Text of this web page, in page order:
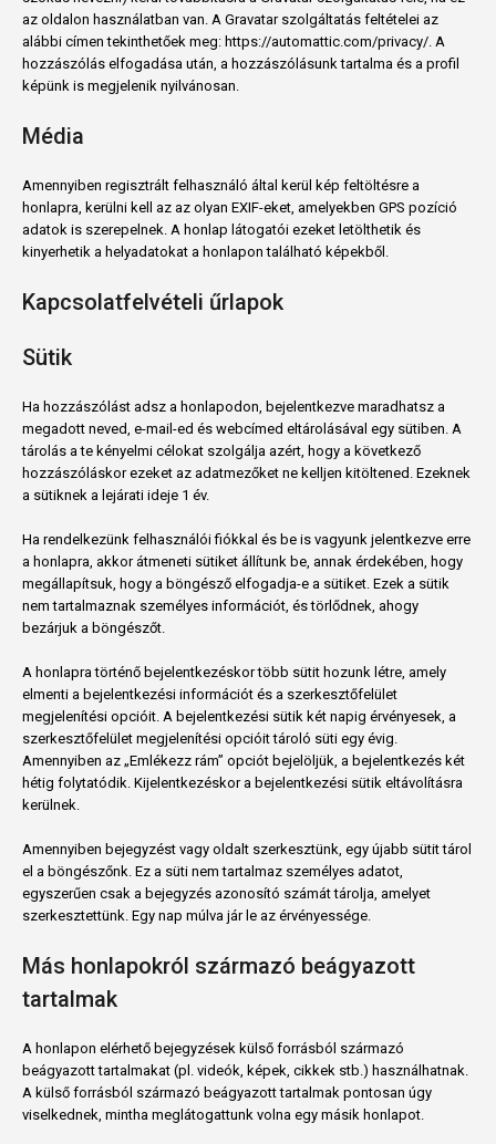
az oldalon használatban van. A Gravatar szolgáltatás feltételei az
alábbi címen tekinthetőek meg: https://automattic.com/privacy/. A
hozzászólás elfogadása után, a hozzászólásunk tartalma és a profil
képünk is megjelenik nyilvánosan.
Média
Amennyiben regisztrált felhasználó által kerül kép feltöltésre a
honlapra, kerülni kell az az olyan EXIF-eket, amelyekben GPS pozíció
adatok is szerepelnek. A honlap látogatói ezeket letölthetik és
kinyerhetik a helyadatokat a honlapon található képekből.
Kapcsolatfelvételi űrlapok
Sütik
Ha hozzászólást adsz a honlapodon, bejelentkezve maradhatsz a
megadott neved, e-mail-ed és webcímed eltárolásával egy sütiben. A
tárolás a te kényelmi célokat szolgálja azért, hogy a következő
hozzászóláskor ezeket az adatmezőket ne kelljen kitöltened. Ezeknek
a sütiknek a lejárati ideje 1 év.
Ha rendelkezünk felhasználói fiókkal és be is vagyunk jelentkezve erre
a honlapra, akkor átmeneti sütiket állítunk be, annak érdekében, hogy
megállapítsuk, hogy a böngésző elfogadja-e a sütiket. Ezek a sütik
nem tartalmaznak személyes információt, és törlődnek, ahogy
bezárjuk a böngészőt.
A honlapra történő bejelentkezéskor több sütit hozunk létre, amely
elmenti a bejelentkezési információt és a szerkesztőfelület
megjelenítési opcióit. A bejelentkezési sütik két napig érvényesek, a
szerkesztőfelület megjelenítési opcióit tároló süti egy évig.
Amennyiben az „Emlékezz rám” opciót bejelöljük, a bejelentkezés két
hétig folytatódik. Kijelentkezéskor a bejelentkezési sütik eltávolításra
kerülnek.
Amennyiben bejegyzést vagy oldalt szerkesztünk, egy újabb sütit tárol
el a böngészőnk. Ez a süti nem tartalmaz személyes adatot,
egyszerűen csak a bejegyzés azonosító számát tárolja, amelyet
szerkesztettünk. Egy nap múlva jár le az érvényessége.
Más honlapokról származó beágyazott
tartalmak
A honlapon elérhető bejegyzések külső forrásból származó
beágyazott tartalmakat (pl. videók, képek, cikkek stb.) használhatnak.
A külső forrásból származó beágyazott tartalmak pontosan úgy
viselkednek, mintha meglátogattunk volna egy másik honlapot.